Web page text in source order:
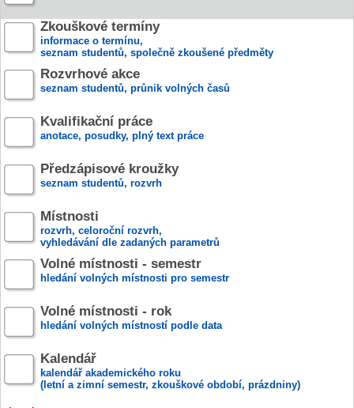
Zkouškové termíny
informace o termínu,
seznam studentů, společně zkoušené předměty
Rozvrhové akce
seznam studentů, průnik volných časů
Kvalifikační práce
anotace, posudky, plný text práce
Předzápisové kroužky
seznam studentů, rozvrh
Místnosti
rozvrh, celoroční rozvrh,
vyhledávání dle zadaných parametrů
Volné místnosti - semestr
hledání volných místnosti pro semestr
Volné místnosti - rok
hledání volných místností podle data
Kalendář
kalendář akademického roku
(letní a zimní semestr, zkouškové období, prázdniny)